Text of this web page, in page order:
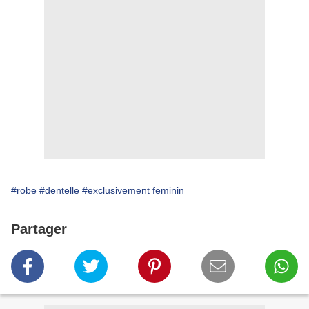
#robe #dentelle #exclusivement feminin
Partager